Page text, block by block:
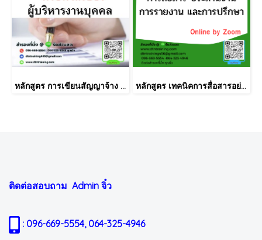
หลักสูตร การเขียนสัญญาจ้าง ระเบียบปฏิบัติ ประกาศ หรือคำสั่งของผู้บริหารงานบุคคล หลักสูตร เทคนิคการสื่อสารอย่างมีประสิทธิภาพแบบ Horenso (การรายงาน การสื่อสาร การปรึกษาหารือ)
ติดต่อสอบถาม Admin จิ๋ว
: 096-669-5554, 064-325-4946